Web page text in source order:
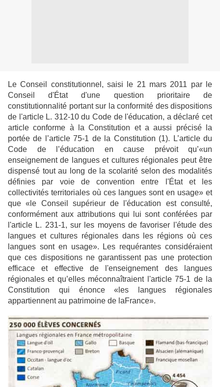
Le Conseil constitutionnel, saisi le 21 mars 2011 par le
Conseil d'État d'une question prioritaire de
constitutionnalité portant sur la conformité des dispositions
de l'article L. 312-10 du Code de l'éducation, a déclaré cet
article conforme à la Constitution et a aussi précisé la
portée de l’article 75-1 de la Constitution (1). L’article du
Code de l’éducation en cause prévoit qu’«un
enseignement de langues et cultures régionales peut être
dispensé tout au long de la scolarité selon des modalités
définies par voie de convention entre l'État et les
collectivités territoriales où ces langues sont en usage» et
que «le Conseil supérieur de l'éducation est consulté,
conformément aux attributions qui lui sont conférées par
l'article L. 231-1, sur les moyens de favoriser l'étude des
langues et cultures régionales dans les régions où ces
langues sont en usage». Les requérantes considéraient
que ces dispositions ne garantissent pas une protection
efficace et effective de l'enseignement des langues
régionales et qu’elles méconnaîtraient l'article 75-1 de la
Constitution qui énonce «les langues régionales
appartiennent au patrimoine de laFrance».